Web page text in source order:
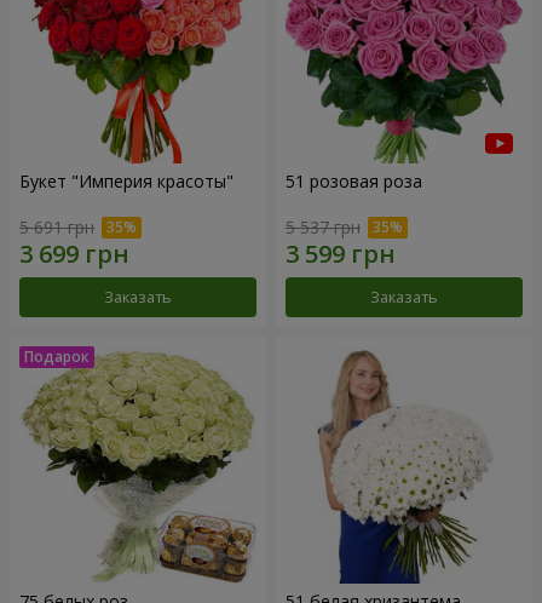
Букет "Империя красоты"
5 691 грн
Заказать
51 розовая роза
5 537 грн
Заказать